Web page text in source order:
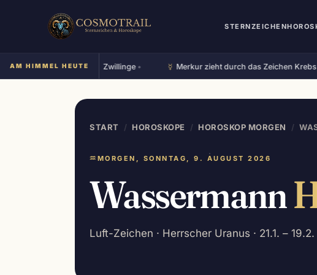
STERNZEICHEN
AM HIMMEL HEUTE
steht im Zeichen Zwillinge• Merkur zieht durch das Zeichen Krebs•
START / HOROSKOPE / HOROSKOP MORGEN /
♒ MORGEN, SONNTAG, 9. AUGUST 2026
Wassermann
Luft-Zeichen · Herrscher Uranus · 21.1. – 19.2.